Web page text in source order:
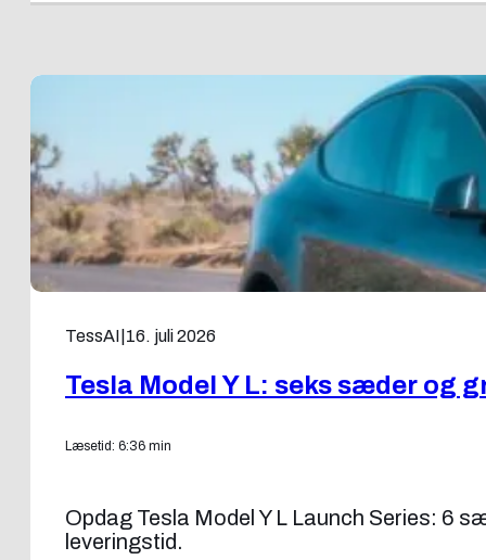
TessAI 16. juli 2026
Tesla Model Y L: seks sæder og
Læsetid: 6:36 min
Opdag Tesla Model Y L Launch Series: 6
leveringstid.